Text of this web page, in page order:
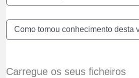
Como tomou conhecimento desta
Carregue os seus ficheiros